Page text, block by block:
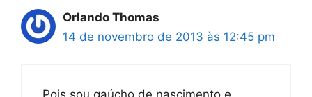
Orlando Thomas
14 de novembro de 2013 às 12:45 pm